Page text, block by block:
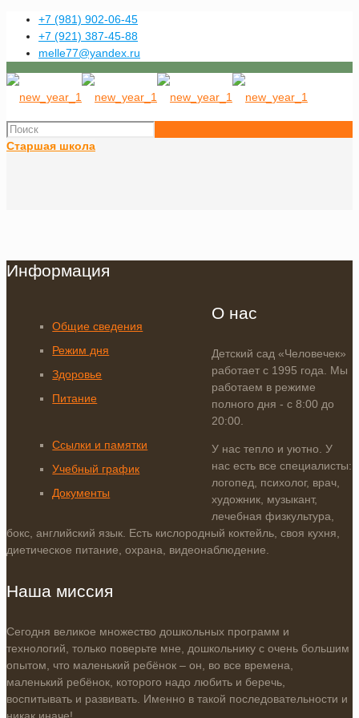
+7 (981) 902-06-45
+7 (921) 387-45-88
melle77@yandex.ru
Старшая школа
Информация
Общие сведения
Режим дня
Здоровье
Питание
Ссылки и памятки
Учебный график
Документы
О нас
Детский сад «Человечек»
работает с 1995 года. Мы
работаем в режиме
полного дня - с 8:00 до
20:00.
У нас тепло и уютно. У
нас есть все специалисты:
логопед, психолог, врач,
художник, музыкант,
лечебная физкультура,
бокс, английский язык. Есть кислородный коктейль, своя кухня,
диетическое питание, охрана, видеонаблюдение.
Наша миссия
Сегодня великое множество дошкольных программ и
технологий, только поверьте мне, дошкольнику с очень большим
опытом, что маленький ребёнок – он, во все времена,
маленький ребёнок, которого надо любить и беречь,
воспитывать и развивать. Именно в такой последовательности и
никак иначе!